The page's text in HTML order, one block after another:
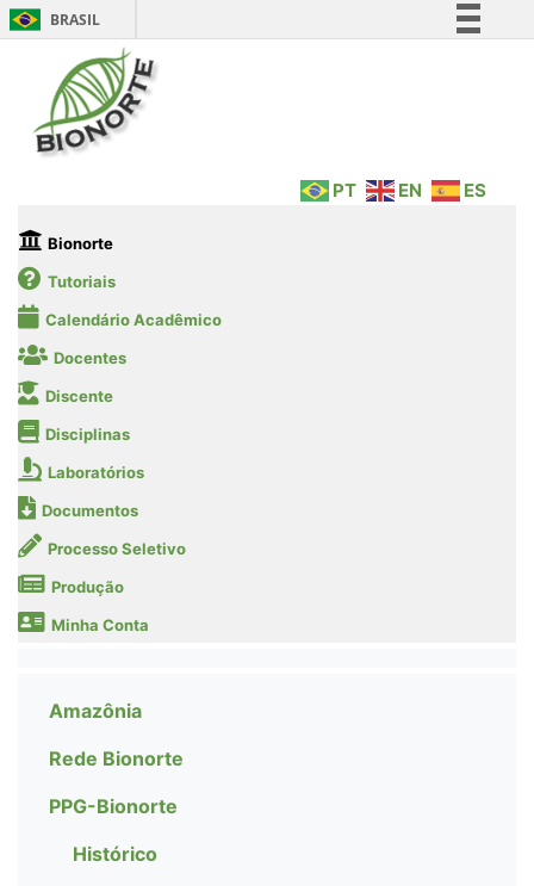
BRASIL
Legislação
PT EN ES
Bionorte
Tutoriais
Calendário Acadêmico
Docentes
Discente
Disciplinas
Laboratórios
Documentos
Processo Seletivo
Produção
Minha Conta
Amazônia
Rede Bionorte
PPG-Bionorte
Histórico